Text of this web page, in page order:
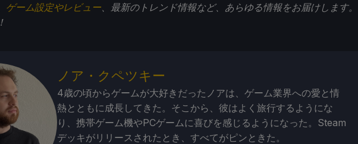
ゲーム設定やレビュー 、最新のトレンド情報など、あらゆる情報をお届けします。
ノア・クペツキー
4歳の頃からゲームが大好きだったノアは、ゲーム業界への愛と情
熱とともに成長してきた。そこから、彼はよく旅行するようにな
り、携帯ゲーム機やPCゲームに喜びを感じるようになった。Steam
デッキがリリースされたとき、すべてがピンときた。